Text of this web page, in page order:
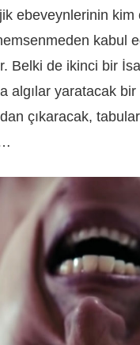
ebeveynlerinin
kabul
Belki de ikinci bir
yaratacak bir
çıkaracak,